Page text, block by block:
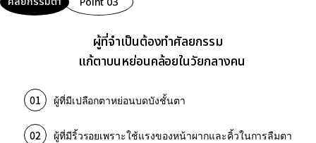
ผู้ที่จำเป็นต้องทำศัลยกรรม
แก้ตาบนหย่อนคล้อยในวัยกลางคน
01 ผู้ที่มีเปลือกตาหย่อนบดบังชั้นตา
02 ผู้ที่มีริ้วรอยเพราะใช้แรงของหน้าผากและคิ้วในการลืมตา